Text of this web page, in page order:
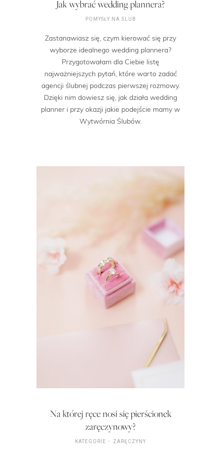
Jak wybrać wedding plannera?
POMYSŁY NA ŚLUB
Zastanawiasz się, czym kierować się przy
wyborze idealnego wedding plannera?
Przygotowałam dla Ciebie listę
najważniejszych pytań, które warto zadać
agencji ślubnej podczas pierwszej rozmowy.
Dzięki nim dowiesz się, jak działa wedding
planner i przy okazji jakie podejście mamy w
Wytwórnia Ślubów.
Na której ręce nosi się pierścionek
zaręczynowy?
KATEGORIE ZARĘCZYNY